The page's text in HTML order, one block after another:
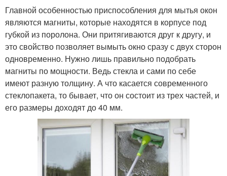
Главной особенностью приспособления для мытья окон
являются магниты, которые находятся в корпусе под
губкой из поролона. Они притягиваются друг к другу, и
это свойство позволяет вымыть окно сразу с двух сторон
одновременно. Нужно лишь правильно подобрать
магниты по мощности. Ведь стекла и сами по себе
имеют разную толщину. А что касается современного
стеклопакета, то бывает, что он состоит из трех частей, и
его размеры доходят до 40 мм.